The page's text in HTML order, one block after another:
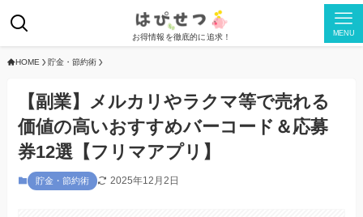
お得情報を徹底的に追求！ MENU
HOME 貯金・節約術
【副業】メルカリやラクマ等で売れる
価値の高いおすすめバーコード＆応募
券12選【フリマアプリ】
貯金・節約術 2025年12月2日